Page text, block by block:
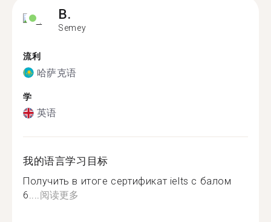
B.
Semey
流利
哈萨克语
学
英语
我的语言学习目标
Получить в итоге сертификат ielts с балом
6....阅读更多